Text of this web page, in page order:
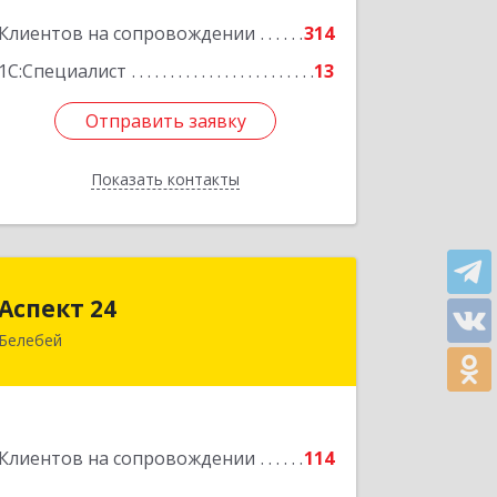
Клиентов на сопровождении
314
1С:Специалист
13
Отправить заявку
Показать контакты
Подробнее
Отправить заявку
Назад
24
Белебей
Клиентов на сопровождении 114
452000, Башкортостан Респ, Белебей